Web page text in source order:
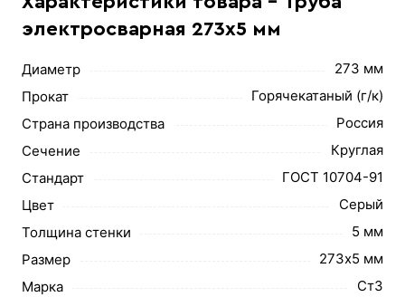
электросварная 273х5 мм
Диаметр
273 мм
Прокат
Горячекатаный (г/к)
Страна производства
Россия
Сечение
Круглая
Стандарт
ГОСТ 10704-91
Цвет
Серый
Толщина стенки
5 мм
Размер
273х5 мм
Марка
Ст3